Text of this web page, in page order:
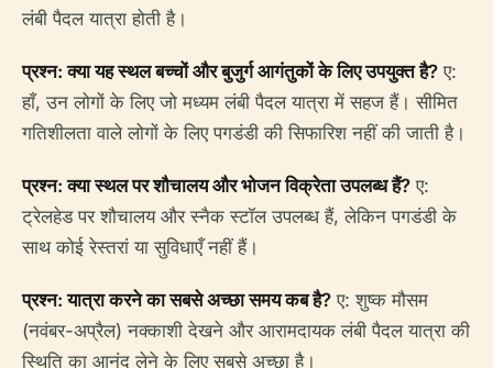
लंबी पैदल यात्रा होती है।
प्रश्न: क्या यह स्थल बच्चों और बुजुर्ग आगंतुकों के लिए उपयुक्त है? ए:
हाँ, उन लोगों के लिए जो मध्यम लंबी पैदल यात्रा में सहज हैं। सीमित
गतिशीलता वाले लोगों के लिए पगडंडी की सिफारिश नहीं की जाती है।
प्रश्न: क्या स्थल पर शौचालय और भोजन विक्रेता उपलब्ध हैं? ए:
ट्रेलहेड पर शौचालय और स्नैक स्टॉल उपलब्ध हैं, लेकिन पगडंडी के
साथ कोई रेस्तरां या सुविधाएँ नहीं हैं।
प्रश्न: यात्रा करने का सबसे अच्छा समय कब है? ए: शुष्क मौसम
(नवंबर-अप्रैल) नक्काशी देखने और आरामदायक लंबी पैदल यात्रा की
स्थिति का आनंद लेने के लिए सबसे अच्छा है।